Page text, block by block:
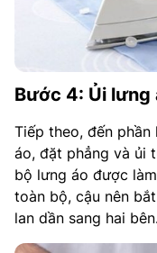
Bước 4: Ủi lưng
Tiếp theo, đến phần
áo, đặt phẳng và ủi
bộ lưng áo được
toàn bộ, cậu nên
lan dần sang hai